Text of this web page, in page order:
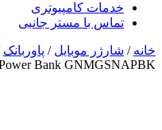
خدمات کامپیوتری
تماس با مستر جانبی
خانه / شارژر موبایل / پاوربانک
Bank GNMGSNAPBK